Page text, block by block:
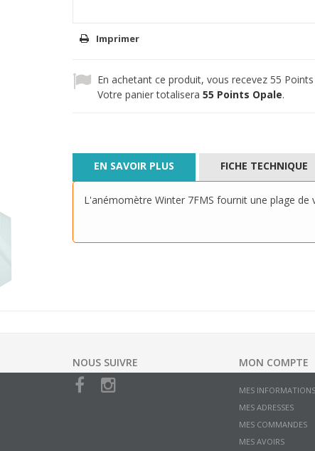
Imprimer
En achetant ce produit, vous recevez 55
Votre panier totalisera 55 Points Opale.
EN SAVOIR PLUS FICHE TECHNIQUE
L'anémomètre Winter 7FMS fournit une plage de
NOUS SUIVRE MON COMPTE
MES
MES ADRESSES
MES COMMANDES
MES AVOIRS